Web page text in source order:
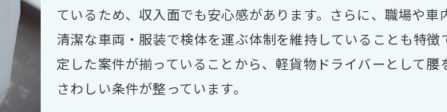
ているため、収入面でも安心感があります。さらに、職場や車
清潔な車両・服装で検体を運ぶ体制を維持していることも特徴
定した案件が揃っていることから、軽貨物ドライバーとして腰
さわしい条件が整っています。